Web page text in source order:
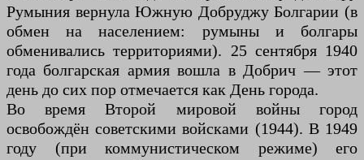
Румыния вернула Южную Добруджу Болгарии (в
обмен на населением: румыны и болгары
обменивались территориями). 25 сентября 1940
года болгарская армия вошла в Добрич — этот
день до сих пор отмечается как День города.
Во время Второй мировой войны город
освобождён советскими войсками (1944). В 1949
году (при коммунистическом режиме) его